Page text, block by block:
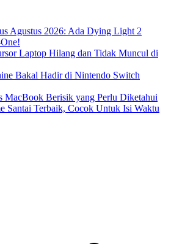
Agustus 2026: Ada Dying Light 2
Laptop Hilang dan Tidak Muncul di
Bakal Hadir di Nintendo Switch
MacBook Berisik yang Perlu Diketahui
Santai Terbaik, Cocok Untuk Isi Waktu